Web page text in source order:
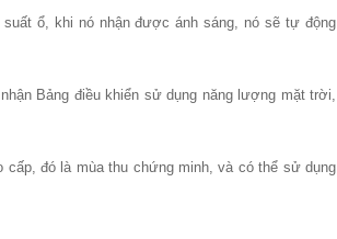
ổ, khi nó nhận được ánh sáng, nó sẽ tự động
Bảng điều khiển sử dụng năng lượng mặt trời,
đó là mùa thu chứng minh, và có thể sử dụng